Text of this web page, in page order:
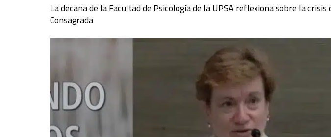
La decana de la Facultad de Psicología de la UPSA reflexiona sobre la
Consagrada